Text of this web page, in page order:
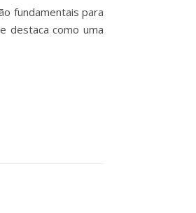
fundamentais para
destaca como uma